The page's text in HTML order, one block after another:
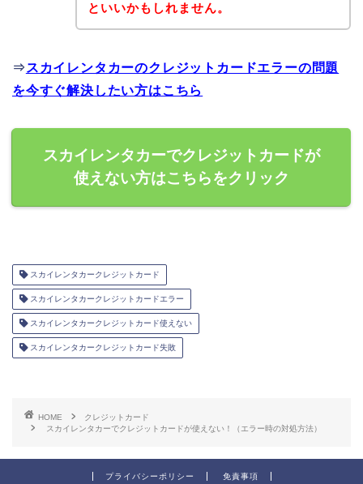
といいかもしれません。
⇒ スカイレンタカーのクレジットカードエラーの問題
を今すぐ解決したい方はこちら
スカイレンタカーでクレジットカードが
使えない方はこちらをクリック
スカイレンタカークレジットカード
スカイレンタカークレジットカードエラー
スカイレンタカークレジットカード使えない
スカイレンタカークレジットカード失敗
HOME
クレジットカード
スカイレンタカーでクレジットカードが使えない！（エラー時の対処方法）
プライバシーポリシー 免責事項